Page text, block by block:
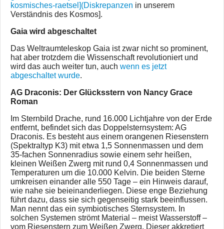
kosmisches-raetsel](Diskrepanzen in unserem
Verständnis des Kosmos].
Gaia wird abgeschaltet
Das Weltraumteleskop Gaia ist zwar nicht so prominent,
hat aber trotzdem die Wissenschaft revolutioniert und
wird das auch weiter tun, auch wenn es jetzt
abgeschaltet wurde.
AG Draconis: Der Glücksstern von Nancy Grace
Roman
Im Sternbild Drache, rund 16.000 Lichtjahre von der Erde
entfernt, befindet sich das Doppelsternsystem: AG
Draconis. Es besteht aus einem orangenen Riesenstern
(Spektraltyp K3) mit etwa 1,5 Sonnenmassen und dem
35-fachen Sonnenradius sowie einem sehr heißen,
kleinen Weißen Zwerg mit rund 0,4 Sonnenmassen und
Temperaturen um die 10.000 Kelvin. Die beiden Sterne
umkreisen einander alle 550 Tage – ein Hinweis darauf,
wie nahe sie beieinanderliegen. Diese enge Beziehung
führt dazu, dass sie sich gegenseitig stark beeinflussen.
Man nennt das ein symbiotisches Sternsystem. In
solchen Systemen strömt Material – meist Wasserstoff –
vom Riesenstern zum Weißen Zwerg. Dieser akkretiert